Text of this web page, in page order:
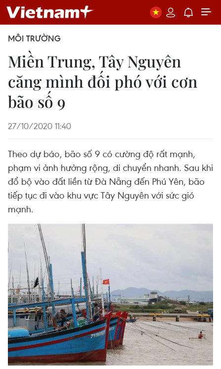
MÔI TRƯỜNG
Miền Trung, Tây Nguyên
căng mình đối phó với cơn
bão số 9
27/10/2020 11:40
Theo dự báo, bão số 9 có cường độ rất mạnh,
phạm vi ảnh hưởng rộng, di chuyển nhanh. Sau khi
đổ bộ vào đất liền từ Đà Nẵng đến Phú Yên, bão
tiếp tục đi vào khu vực Tây Nguyên với sức gió
mạnh.